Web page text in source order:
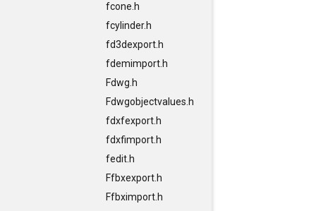
fcone.h
fcylinder.h
fd3dexport.h
fdemimport.h
Fdwg.h
Fdwgobjectvalues.h
fdxfexport.h
fdxfimport.h
fedit.h
Ffbxexport.h
Ffbximport.h